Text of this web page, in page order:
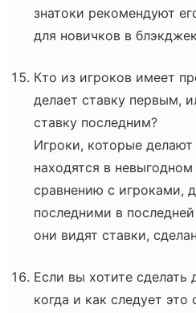
знатоки рекомендуют
для новичков в
Кто из игроков имеет
делает ставку первым,
ставку последним?
Игроки, которые
находятся в
сравнению с игроками,
последними в
они видят ставки,
Если вы хотите
когда и как следует это